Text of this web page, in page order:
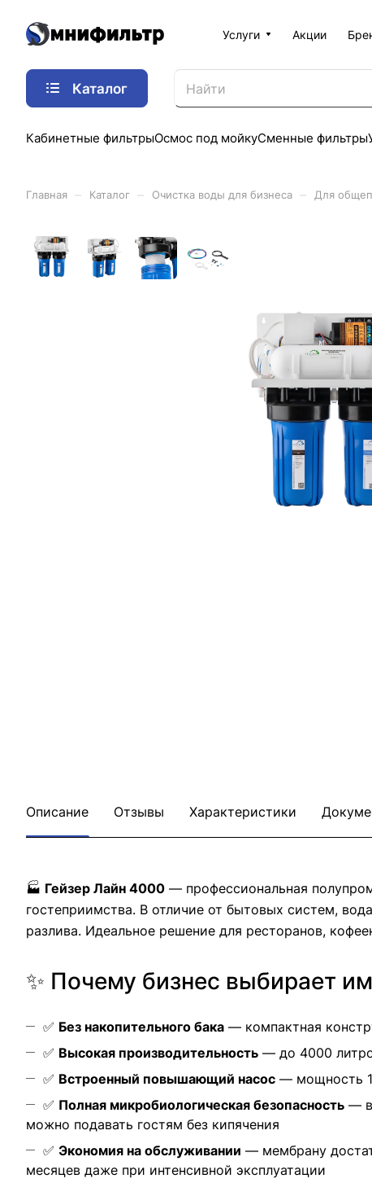
Услуги Акции
Каталог
Кабинетные фильтрыОсмос под мойкуСменные фильтры
Главная Каталог Очистка воды для бизнеса Для
Описание Отзывы Характеристики
🏭 Гейзер Лайн 4000 — профессиональная
гостеприимства. В отличие от бытовых систем,
разлива. Идеальное решение для ресторанов,
✨ Почему бизнес выбирает
✅ Без накопительного бака — компактная
✅ Высокая производительность — до 4000
✅ Встроенный повышающий насос — мощность
✅ Полная микробиологическая безопасность —
можно подавать гостям без кипячения
✅ Экономия на обслуживании — мембрану
месяцев даже при интенсивной эксплуатации